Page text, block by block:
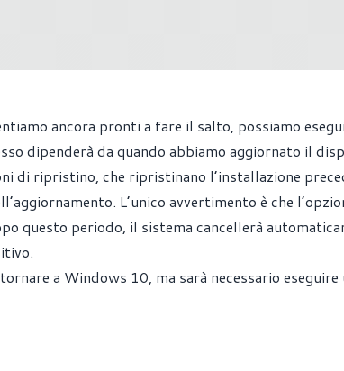
ancora pronti a fare il salto, possiamo
dipenderà da quando abbiamo aggiornato il
di ripristino, che ripristinano l’installazione
L’unico avvertimento è che
questo periodo, il sistema cancellerà
a Windows 10, ma sarà necessario eseguire